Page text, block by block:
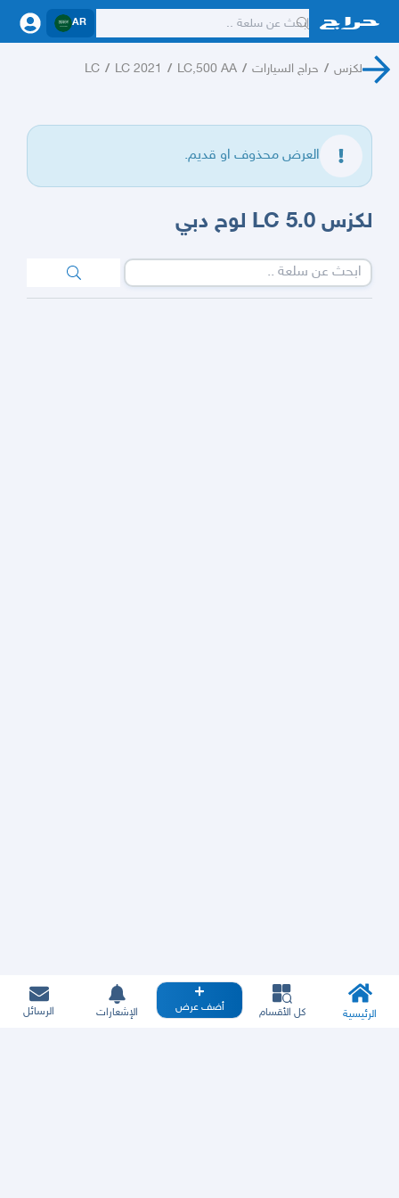
AR
لكزس / حراج السيارات /
LC,500 AA
/
LC 2021
/
LC
العرض محذوف او قديم.
لكزس LC 5.0 لوح دبي
الرئيسية كل الأقسام أضف عرض الإشعارات الرسائل